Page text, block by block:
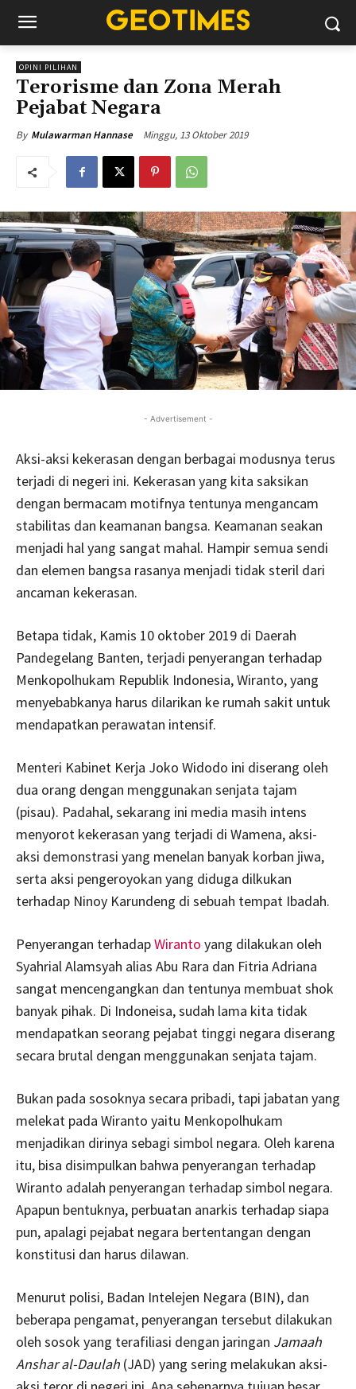
OPINI PILIHAN
Terorisme dan Zona Merah
Pejabat Negara
By Mulawarman Hannase Minggu, 13 Oktober 2019
- Advertisement -
Aksi-aksi kekerasan dengan berbagai modusnya terus
terjadi di negeri ini. Kekerasan yang kita saksikan
dengan bermacam motifnya tentunya mengancam
stabilitas dan keamanan bangsa. Keamanan seakan
menjadi hal yang sangat mahal. Hampir semua sendi
dan elemen bangsa rasanya menjadi tidak steril dari
ancaman kekerasan.
Betapa tidak, Kamis 10 oktober 2019 di Daerah
Pandegelang Banten, terjadi penyerangan terhadap
Menkopolhukam Republik Indonesia, Wiranto, yang
menyebabkanya harus dilarikan ke rumah sakit untuk
mendapatkan perawatan intensif.
Menteri Kabinet Kerja Joko Widodo ini diserang oleh
dua orang dengan menggunakan senjata tajam
(pisau). Padahal, sekarang ini media masih intens
menyorot kekerasan yang terjadi di Wamena, aksi-
aksi demonstrasi yang menelan banyak korban jiwa,
serta aksi pengeroyokan yang diduga dilkukan
terhadap Ninoy Karundeng di sebuah tempat Ibadah.
Penyerangan terhadapWiranto yang dilakukan oleh
Syahrial Alamsyah alias Abu Rara dan Fitria Adriana
sangat mencengangkan dan tentunya membuat shok
banyak pihak. Di Indoneisa, sudah lama kita tidak
mendapatkan seorang pejabat tinggi negara diserang
secara brutal dengan menggunakan senjata tajam.
Bukan pada sosoknya secara pribadi, tapi jabatan yang
melekat pada Wiranto yaitu Menkopolhukam
menjadikan dirinya sebagi simbol negara. Oleh karena
itu, bisa disimpulkan bahwa penyerangan terhadap
Wiranto adalah penyerangan terhadap simbol negara.
Apapun bentuknya, perbuatan anarkis terhadap siapa
pun, apalagi pejabat negara bertentangan dengan
konstitusi dan harus dilawan.
Menurut polisi, Badan Intelejen Negara (BIN), dan
beberapa pengamat, penyerangan tersebut dilakukan
oleh sosok yang terafiliasi dengan jaringan Jamaah
Anshar al-Daulah (JAD) yang sering melakukan aksi-